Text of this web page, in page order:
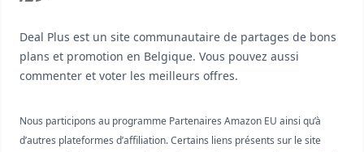
Deal Plus est un site communautaire de partages de bons
plans et promotion en Belgique. Vous pouvez aussi
commenter et voter les meilleurs offres.
Nous participons au programme Partenaires Amazon EU ainsi qu’à
d’autres plateformes d’affiliation. Certains liens présents sur le site